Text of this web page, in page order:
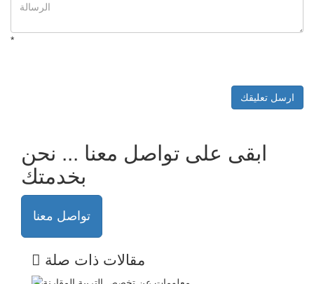
*
ابقى على تواصل معنا ... نحن
بخدمتك
تواصل معنا
مقالات ذات صلة